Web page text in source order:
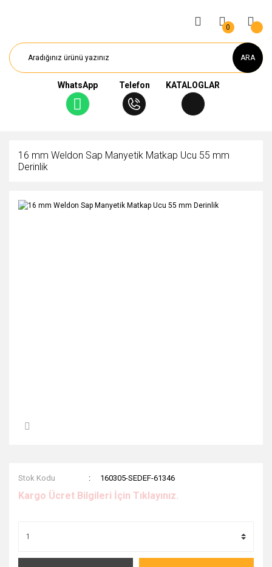
ARA
WhatsApp Telefon KATALOGLAR
0
16 mm Weldon Sap Manyetik Matkap Ucu 55 mm
Derinlik
Stok Kodu 160305-SEDEF-61346
Kargo Ücret Bilgileri İçin Tıklayınız.